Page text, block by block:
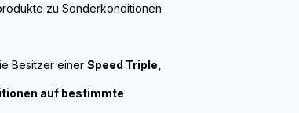
zu Sonderkonditionen
Besitzer einerSpeed Triple,
auf bestimmte